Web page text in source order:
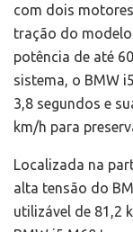
com dois
tração do
potência de até
sistema, o BMW
3,8 segundos e
km/h para
Localizada na
alta tensão do
utilizável de 81,2